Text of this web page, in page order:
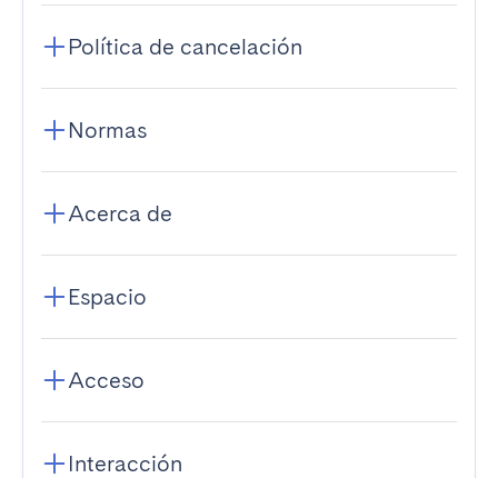
Política de cancelación
Normas
Acerca de
Espacio
Acceso
Interacción